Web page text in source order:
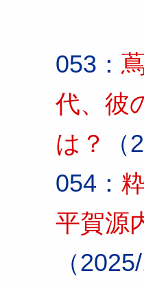
053：
代、彼
は？
054：
平賀源
（